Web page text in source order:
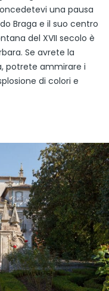
una pausa
Braga e il suo centro
del XVII secolo è
Se avrete la
potrete ammirare i
di colori e